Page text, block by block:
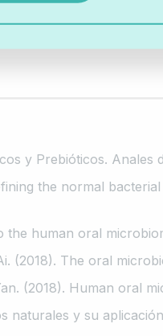
que forman la
y Prebióticos.
the normal
the human oral
(2018). The oral
(2018). Human oral
naturales y su